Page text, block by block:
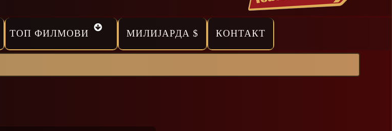
ТОП ФИЛМОВИ МИЛИЈАРДА $ КОНТАКТ